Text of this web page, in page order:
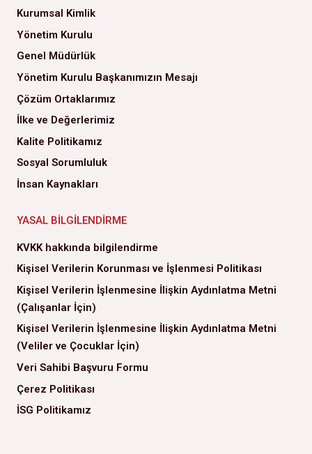
Kurumsal Kimlik
Yönetim Kurulu
Genel Müdürlük
Yönetim Kurulu Başkanımızın Mesajı
Çözüm Ortaklarımız
İlke ve Değerlerimiz
Kalite Politikamız
Sosyal Sorumluluk
İnsan Kaynakları
YASAL BILGILENDIRME
KVKK hakkında bilgilendirme
Kişisel Verilerin Korunması ve İşlenmesi Politikası
Kişisel Verilerin İşlenmesine İlişkin Aydınlatma Metni
(Çalışanlar İçin)
Kişisel Verilerin İşlenmesine İlişkin Aydınlatma Metni
(Veliler ve Çocuklar İçin)
Veri Sahibi Başvuru Formu
Çerez Politikası
İSG Politikamız